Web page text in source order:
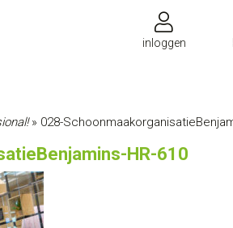
inloggen
» 028-
HR-610